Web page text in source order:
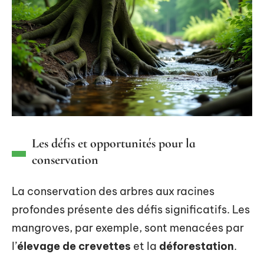
Les défis et opportunités pour la
conservation
La conservation des arbres aux racines
profondes présente des défis significatifs. Les
mangroves, par exemple, sont menacées par
l’élevage de crevettes et la déforestation.